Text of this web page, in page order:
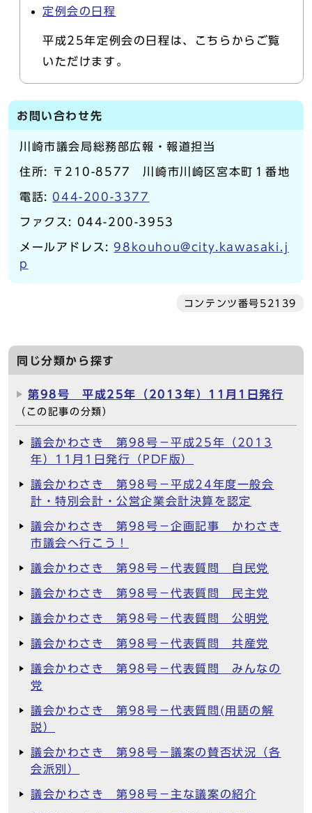
定例会の日程
平成25年定例会の日程は、こちらからご覧
いただけます。
お問い合わせ先
川崎市議会局総務部広報・報道担当
住所: 〒210-8577 川崎市川崎区宮本町１番地
電話: 044-200-3377
ファクス: 044-200-3953
メールアドレス:98kouhou@city.kawasaki.j
p
コンテンツ番号52139
同じ分類から探す
第98号 平成25年（2013年）11月1日発行
（この記事の分類）
議会かわさき 第98号－平成25年（2013
年）11月1日発行（PDF版）
議会かわさき 第98号－平成24年度一般会
計・特別会計・公営企業会計決算を認定
議会かわさき 第98号－企画記事 かわさき
市議会へ行こう！
議会かわさき 第98号－代表質問 自民党
議会かわさき 第98号－代表質問 民主党
議会かわさき 第98号－代表質問 公明党
議会かわさき 第98号－代表質問 共産党
議会かわさき 第98号－代表質問 みんなの
党
議会かわさき 第98号－代表質問(用語の解
説）
議会かわさき 第98号－議案の賛否状況（各
会派別）
議会かわさき 第98号－主な議案の紹介